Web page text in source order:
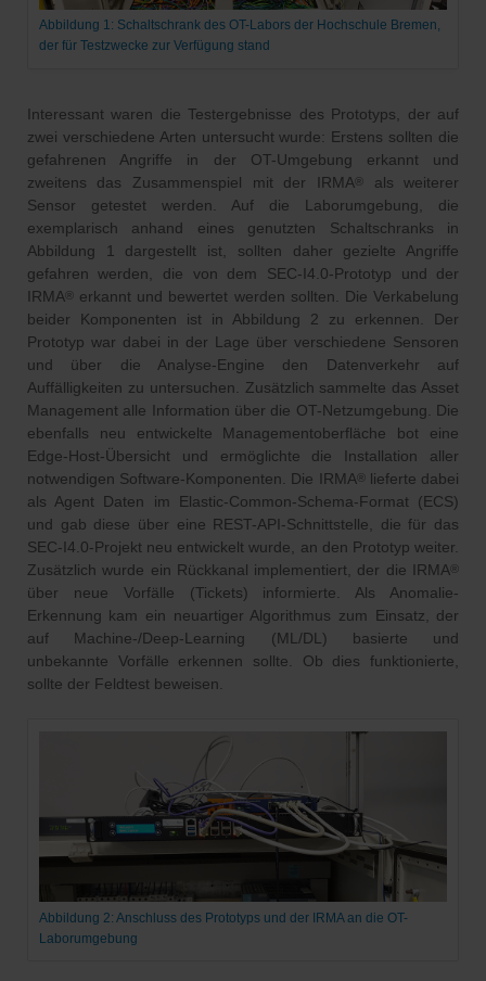
Abbildung 1: Schaltschrank des OT-Labors der Hochschule Bremen,
der für Testzwecke zur Verfügung stand
Interessant waren die Testergebnisse des Prototyps, der auf
zwei verschiedene Arten untersucht wurde: Erstens sollten die
gefahrenen Angriffe in der OT-Umgebung erkannt und
zweitens das Zusammenspiel mit der IRMA ®
als weiterer
Sensor getestet werden. Auf die Laborumgebung, die
exemplarisch anhand eines genutzten Schaltschranks in
Abbildung 1 dargestellt ist, sollten daher gezielte Angriffe
gefahren werden, die von dem SEC-I4.0-Prototyp und der
IRMA ®
erkannt und bewertet werden sollten. Die Verkabelung
beider Komponenten ist in Abbildung 2 zu erkennen. Der
Prototyp war dabei in der Lage über verschiedene Sensoren
und über die Analyse-Engine den Datenverkehr auf
Auffälligkeiten zu untersuchen. Zusätzlich sammelte das Asset
Management alle Information über die OT-Netzumgebung. Die
ebenfalls neu entwickelte Managementoberfläche bot eine
Edge-Host-Übersicht und ermöglichte die Installation aller
notwendigen Software-Komponenten. Die IRMA ® lieferte dabei
als Agent Daten im Elastic-Common-Schema-Format (ECS)
und gab diese über eine REST-API-Schnittstelle, die für das
SEC-I4.0-Projekt neu entwickelt wurde, an den Prototyp weiter.
Zusätzlich wurde ein Rückkanal implementiert, der die IRMA ®
über neue Vorfälle (Tickets) informierte. Als Anomalie-
Erkennung kam ein neuartiger Algorithmus zum Einsatz, der
auf Machine-/Deep-Learning (ML/DL) basierte und
unbekannte Vorfälle erkennen sollte. Ob dies funktionierte,
sollte der Feldtest beweisen.
Abbildung 2: Anschluss des Prototyps und der IRMA an die OT-
Laborumgebung